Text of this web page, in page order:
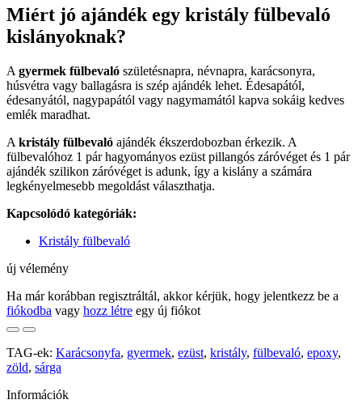
Miért jó ajándék egy kristály fülbevaló
kislányoknak?
A gyermek fülbevaló születésnapra, névnapra, karácsonyra,
húsvétra vagy ballagásra is szép ajándék lehet. Édesapától,
édesanyától, nagypapától vagy nagymamától kapva sokáig kedves
emlék maradhat.
A kristály fülbevaló ajándék ékszerdobozban érkezik. A
fülbevalóhoz 1 pár hagyományos ezüst pillangós záróvéget és 1 pár
ajándék szilikon záróvéget is adunk, így a kislány a számára
legkényelmesebb megoldást választhatja.
Kapcsolódó kategóriák:
Kristály fülbevaló
új vélemény
Ha már korábban regisztráltál, akkor kérjük, hogy jelentkezz be a
fiókodba vagy hozz létre egy új fiókot
TAG-ek: Karácsonyfa, gyermek, ezüst, kristály, fülbevaló, epoxy,
zöld, sárga
Információk